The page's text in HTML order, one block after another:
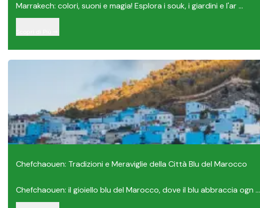
Marrakech: colori, suoni e magia! Esplora i souk, i giardini e l'ar ...
Chefchaouen: Tradizioni e Meraviglie della Città Blu del Marocco
Chefchaouen: il gioiello blu del Marocco, dove il blu abbraccia ogn ...